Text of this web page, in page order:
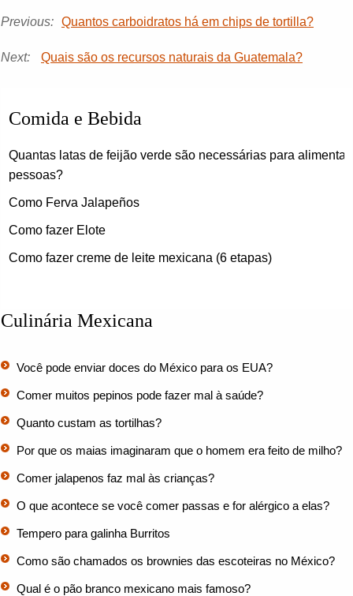
Previous: Quantos carboidratos há em chips de tortilla?
Next: Quais são os recursos naturais da Guatemala?
Comida e Bebida
Quantas latas de feijão verde são necessárias para alimentar
pessoas?
Como Ferva Jalapeños
Como fazer Elote
Como fazer creme de leite mexicana (6 etapas)
Culinária Mexicana
Você pode enviar doces do México para os EUA?
Comer muitos pepinos pode fazer mal à saúde?
Quanto custam as tortilhas?
Por que os maias imaginaram que o homem era feito de milho?
Comer jalapenos faz mal às crianças?
O que acontece se você comer passas e for alérgico a elas?
Tempero para galinha Burritos
Como são chamados os brownies das escoteiras no México?
Qual é o pão branco mexicano mais famoso?